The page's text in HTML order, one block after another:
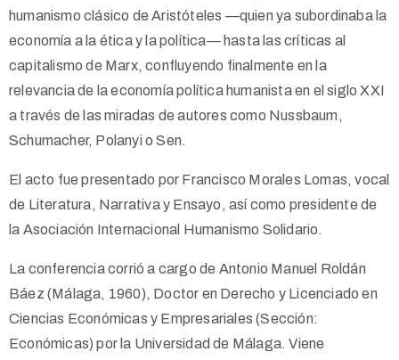
humanismo clásico de Aristóteles —quien ya subordinaba la
economía a la ética y la política— hasta las críticas al
capitalismo de Marx, confluyendo finalmente en la
relevancia de la economía política humanista en el siglo XXI
a través de las miradas de autores como Nussbaum,
Schumacher, Polanyi o Sen.
El acto fue presentado por Francisco Morales Lomas, vocal
de Literatura, Narrativa y Ensayo, así como presidente de
la Asociación Internacional Humanismo Solidario.
La conferencia corrió a cargo de Antonio Manuel Roldán
Báez (Málaga, 1960), Doctor en Derecho y Licenciado en
Ciencias Económicas y Empresariales (Sección:
Económicas) por la Universidad de Málaga. Viene